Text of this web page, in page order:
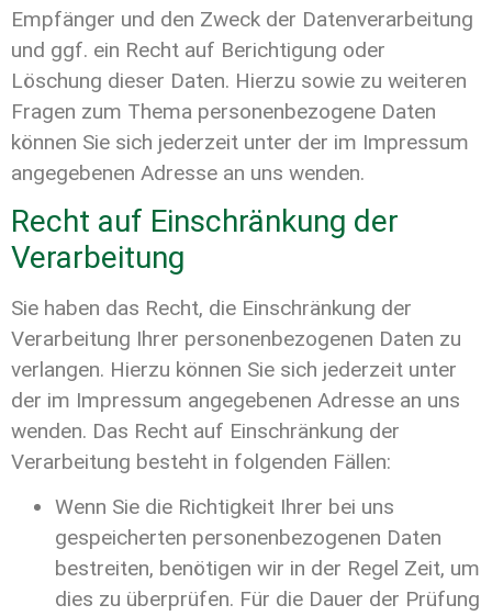
Empfänger und den Zweck der Datenverarbeitung
und ggf. ein Recht auf Berichtigung oder
Löschung dieser Daten. Hierzu sowie zu weiteren
Fragen zum Thema personenbezogene Daten
können Sie sich jederzeit unter der im Impressum
angegebenen Adresse an uns wenden.
Recht auf Einschränkung der
Verarbeitung
Sie haben das Recht, die Einschränkung der
Verarbeitung Ihrer personenbezogenen Daten zu
verlangen. Hierzu können Sie sich jederzeit unter
der im Impressum angegebenen Adresse an uns
wenden. Das Recht auf Einschränkung der
Verarbeitung besteht in folgenden Fällen:
Wenn Sie die Richtigkeit Ihrer bei uns
gespeicherten personenbezogenen Daten
bestreiten, benötigen wir in der Regel Zeit, um
dies zu überprüfen. Für die Dauer der Prüfung